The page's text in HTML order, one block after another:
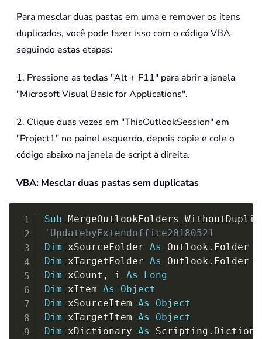
Para mesclar duas pastas em uma e remover os itens
duplicados, você pode fazer isso com o código VBA
seguindo estas etapas:
1. Pressione as teclas "Alt + F11" para abrir a janela
"Microsoft Visual Basic for Applications".
2. Clique duas vezes em "ThisOutlookSession" em
"Project1" no painel esquerdo, depois copie e cole o
código abaixo na janela de script à direita.
VBA: Mesclar duas pastas sem duplicatas
Sub
'UpdatebyExtendoffice20180521
Dim xSourceFolder As Outlook .
Dim xTargetFolder As Outlook .
Dim xCount , i As
Long
Dim xItem As
Object
Dim xSourceItem As
Object
Dim xTargetItem As
Object
Dim xDictionary As Scripting .
Copy